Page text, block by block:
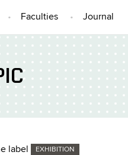
Faculties Journal
label EXHIBITION